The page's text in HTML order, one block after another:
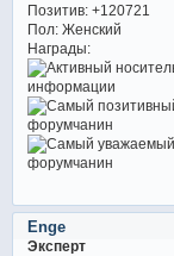
Позитив: +120721
Пол:Женский
Награды:
Enge
Эксперт